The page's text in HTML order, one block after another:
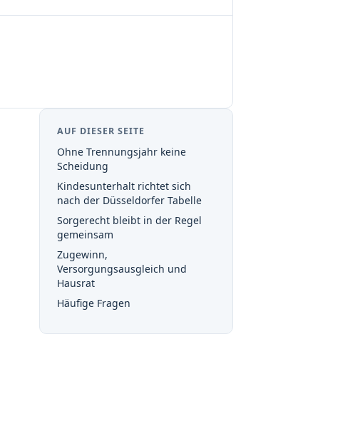
AUF DIESER SEITE
Ohne Trennungsjahr keine
Scheidung
Kindesunterhalt richtet sich
nach der Düsseldorfer Tabelle
Sorgerecht bleibt in der Regel
gemeinsam
Zugewinn,
Versorgungsausgleich und
Hausrat
Häufige Fragen